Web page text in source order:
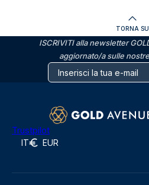
TORNA SU
ISCRIVITI alla newsletter
aggiornato/a sulle
Trustpilot
IT EUR